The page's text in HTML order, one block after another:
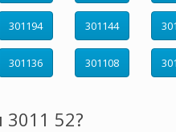
301194 301144
301136 301108
52?